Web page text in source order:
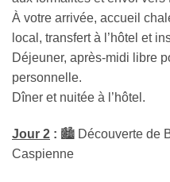
À votre arrivée, accueil
local, transfert à l’hôtel et
Déjeuner, après-midi libre
personnelle.
Dîner et nuitée à l’hôtel.
Jour 2 : 🏙️ Découverte de
Caspienne